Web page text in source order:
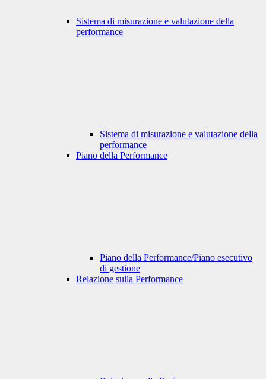
Sistema di misurazione e valutazione della
performance
Sistema di misurazione e valutazione della
performance
Piano della Performance
Piano della Performance/Piano esecutivo
di gestione
Relazione sulla Performance